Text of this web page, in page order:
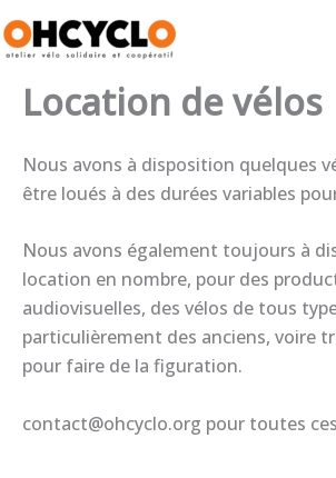
au
Location de vélos
Nous avons à disposition quelques
être loués à des durées variables
Nous avons également toujours à
location en nombre, pour des
audiovisuelles, des vélos de tous
particulièrement des anciens, voire
pour faire de la figuration.
contact@ohcyclo.org pour toutes